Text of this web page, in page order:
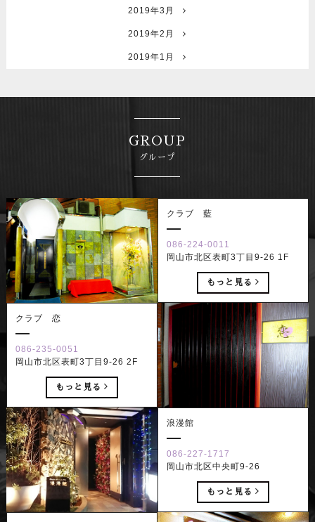
2019年3月
2019年2月
2019年1月
GROUP
グループ
クラブ 藍
086-224-0011
岡山市北区表町3丁目9-26 1F
もっと見る
クラブ 恋
086-235-0051
岡山市北区表町3丁目9-26 2F
もっと見る
浪漫館
086-227-1717
岡山市北区中央町9-26
もっと見る